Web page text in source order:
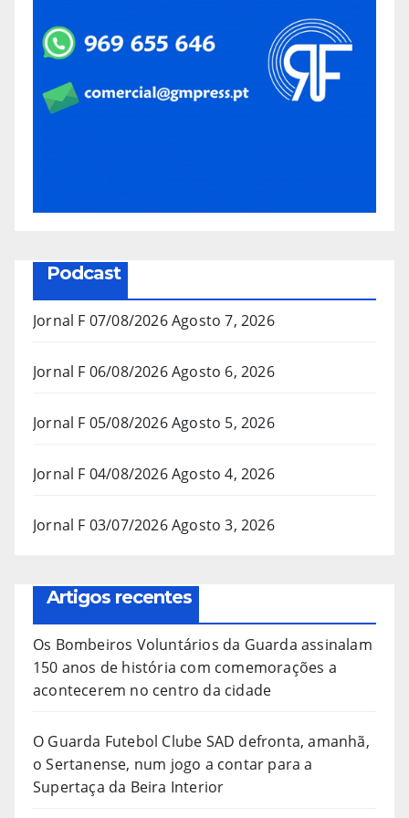
Podcast
Jornal F 07/08/2026Agosto 7, 2026
Jornal F 06/08/2026Agosto 6, 2026
Jornal F 05/08/2026Agosto 5, 2026
Jornal F 04/08/2026Agosto 4, 2026
Jornal F 03/07/2026Agosto 3, 2026
Artigos recentes
Os Bombeiros Voluntários da Guarda assinalam
150 anos de história com comemorações a
acontecerem no centro da cidade
O Guarda Futebol Clube SAD defronta, amanhã,
o Sertanense, num jogo a contar para a
Supertaça da Beira Interior